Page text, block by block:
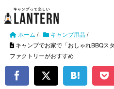
ホーム / キャンプ用品/
キャンプでお家で「おしゃれBBQス
ファクトリーがおすすめ